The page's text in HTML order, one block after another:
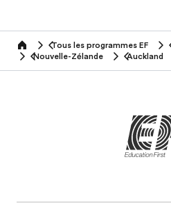
home Tous les programmes EF
Nouvelle-Zélande
Auckland